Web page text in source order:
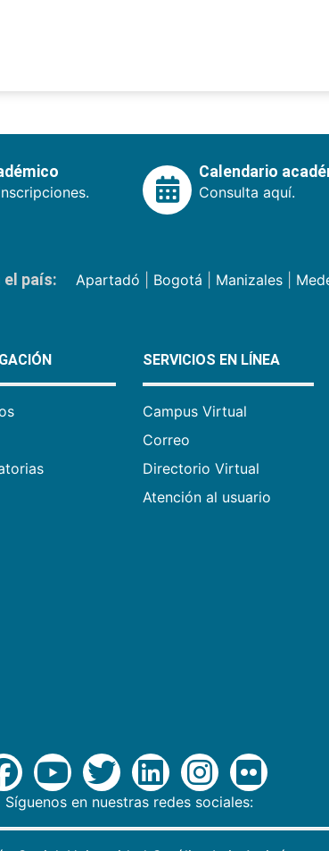
Calendario
Consulta aquí.
país: Apartadó Bogotá Manizales|
SERVICIOS EN LÍNEA
Campus Virtual
Correo
Directorio Virtual
Atención al usuario
Síguenos en nuestras redes sociales: